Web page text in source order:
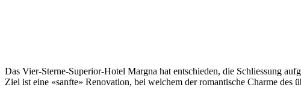
Das Vier-Sterne-Superior-Hotel Margna hat entschieden, die Schliessung
Ziel ist eine «sanfte» Renovation, bei welchem der romantische Charme des